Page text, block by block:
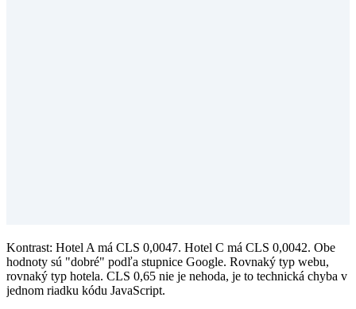
Kontrast: Hotel A má CLS 0,0047. Hotel C má CLS 0,0042. Obe
hodnoty sú "dobré" podľa stupnice Google. Rovnaký typ webu,
rovnaký typ hotela. CLS 0,65 nie je nehoda, je to technická chyba v
jednom riadku kódu JavaScript.